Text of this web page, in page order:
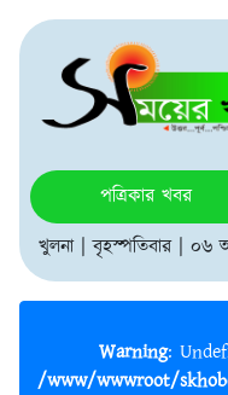
পত্রিকার খবর
খুলনা | বৃহস্পতিবার | ০৬
Warning :
/www/wwwroot/